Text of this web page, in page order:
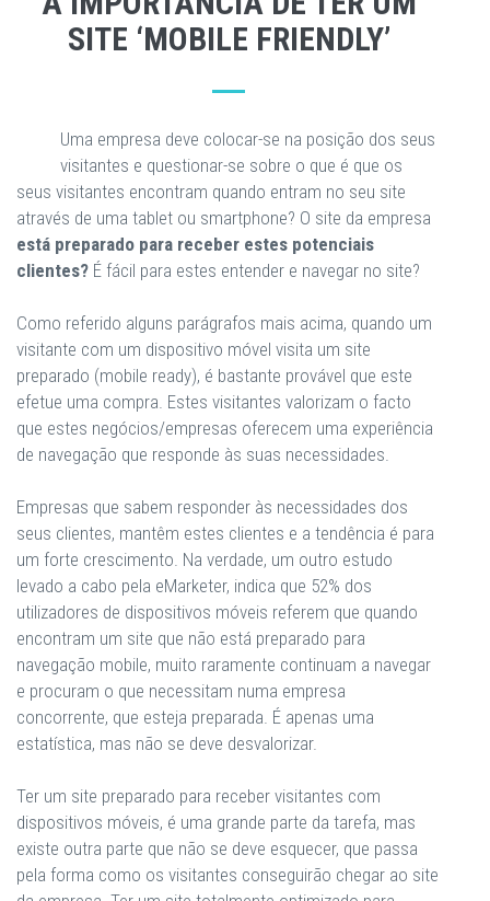
SITE ‘MOBILE FRIENDLY’
Uma empresa deve colocar-se na posição dos seus
visitantes e questionar-se sobre o que é que os
seus visitantes encontram quando entram no seu site
através de uma tablet ou smartphone? O site da empresa
está preparado para receber estes potenciais
clientes? É fácil para estes entender e navegar no site?
Como referido alguns parágrafos mais acima, quando um
visitante com um dispositivo móvel visita um site
preparado (mobile ready), é bastante provável que este
efetue uma compra. Estes visitantes valorizam o facto
que estes negócios/empresas oferecem uma experiência
de navegação que responde às suas necessidades.
Empresas que sabem responder às necessidades dos
seus clientes, mantêm estes clientes e a tendência é para
um forte crescimento. Na verdade, um outro estudo
levado a cabo pela eMarketer, indica que 52% dos
utilizadores de dispositivos móveis referem que quando
encontram um site que não está preparado para
navegação mobile, muito raramente continuam a navegar
e procuram o que necessitam numa empresa
concorrente, que esteja preparada. É apenas uma
estatística, mas não se deve desvalorizar.
Ter um site preparado para receber visitantes com
dispositivos móveis, é uma grande parte da tarefa, mas
existe outra parte que não se deve esquecer, que passa
pela forma como os visitantes conseguirão chegar ao site